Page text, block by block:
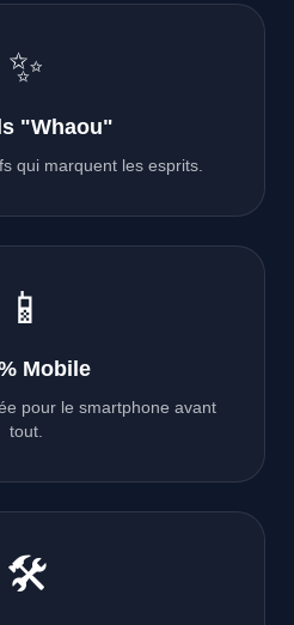
✨
"Whaou"
qui marquent les esprits.
📱
Mobile
pour le smartphone avant
tout.
🛠️